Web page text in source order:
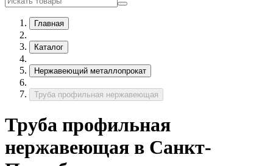
Главная
Каталог
Нержавеющий металлопрокат
Труба профильная нержавеющая
Труба профильная
нержавеющая в Санкт-